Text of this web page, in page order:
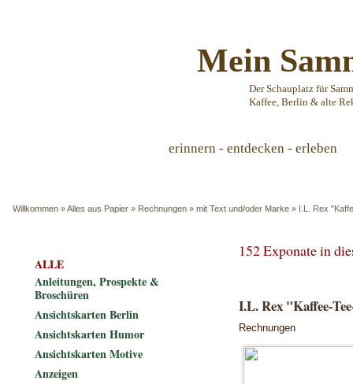
Mein
Der Schauplatz für
Kaffee, Berlin & alte
erinnern - entdecken - erleben
Willkommen »Alles aus Papier » Rechnungen » mit Text und/oder Marke » I.L. Rex
152 Exponate in
I.L. Rex "Kaffee-
Rechnungen
ALLE
Anleitungen, Prospekte &
Broschüren
Ansichtskarten Berlin
Ansichtskarten Humor
Ansichtskarten Motive
Anzeigen